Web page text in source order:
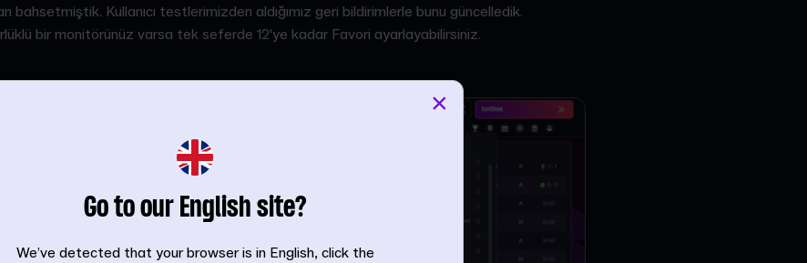
bahsetmiştik. Kullanıcı testlerimizden aldığımız geri bildirimlerle bunu güncelledik.
bir monitörünüz varsa tek seferde 12'ye kadar Favori ayarlayabilirsiniz.
Go to our English site?
We’ve detected that your browser is in English, click the
×